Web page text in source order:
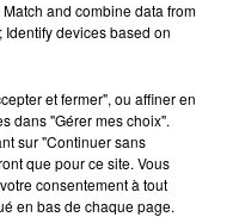
Kennedy, à
sud de Dijon.
par la rédaction
and combine data from
devices based on
et fermer", ou affiner en
dans "Gérer mes choix".
sur "Continuer sans
que pour ce site. Vous
consentement à tout
en bas de chaque page.